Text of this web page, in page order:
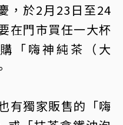
，於2月23日至24
在門市買任一大杯
「嗨神純茶（大
有獨家販售的「嗨